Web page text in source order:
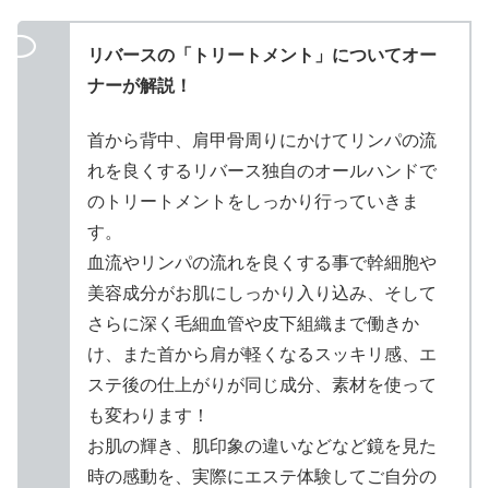
リバースの「トリートメント」についてオー
ナーが解説！
首から背中、肩甲骨周りにかけてリンパの流
れを良くするリバース独自のオールハンドで
のトリートメントをしっかり行っていきま
す。
血流やリンパの流れを良くする事で幹細胞や
美容成分がお肌にしっかり入り込み、そして
さらに深く毛細血管や皮下組織まで働きか
け、また首から肩が軽くなるスッキリ感、エ
ステ後の仕上がりが同じ成分、素材を使って
も変わります！
お肌の輝き、肌印象の違いなどなど鏡を見た
時の感動を、実際にエステ体験してご自分の